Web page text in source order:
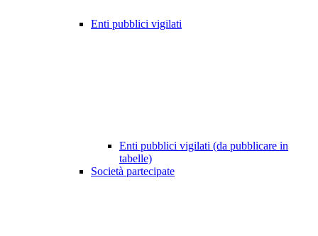
Enti pubblici vigilati
Enti pubblici vigilati (da pubblicare in
tabelle)
Società partecipate